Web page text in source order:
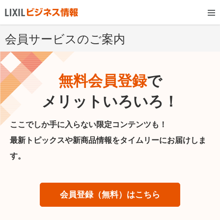
会員サービスのご案内
無料会員登録で
メリットいろいろ！
ここでしか手に入らない限定コンテンツも！
最新トピックスや新商品情報をタイムリーにお届けしま
す。
会員登録（無料）はこちら